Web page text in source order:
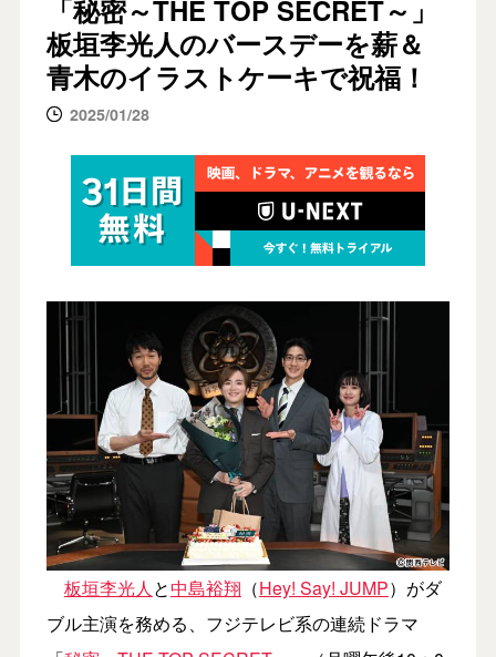
「秘密～THE TOP SECRET～」
板垣李光人のバースデーを薪＆
青木のイラストケーキで祝福！
2025/01/28
板垣李光人と中島裕翔 （Hey! Say! JUMP）がダ
ブル主演を務める、フジテレビ系の連続ドラマ